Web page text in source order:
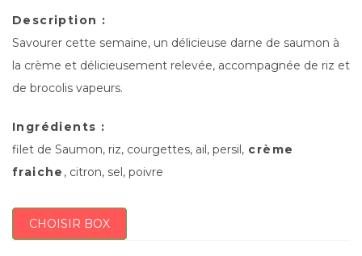
Description :
Savourer cette semaine, un délicieuse darne de saumon à
la crème et délicieusement relevée, accompagnée de riz et
de brocolis vapeurs.
Ingrédients :
filet de Saumon, riz, courgettes, ail, persil, crème
fraiche , citron, sel, poivre
CHOISIR BOX